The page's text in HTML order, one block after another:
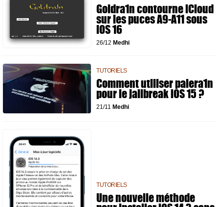
Goldra1n contourne iCloud
sur les puces A9-A11 sous
iOS 16
26/12 Medhi
TUTORIELS
Comment utiliser palera1n
pour le jailbreak iOS 15 ?
21/11 Medhi
TUTORIELS
Une nouvelle méthode